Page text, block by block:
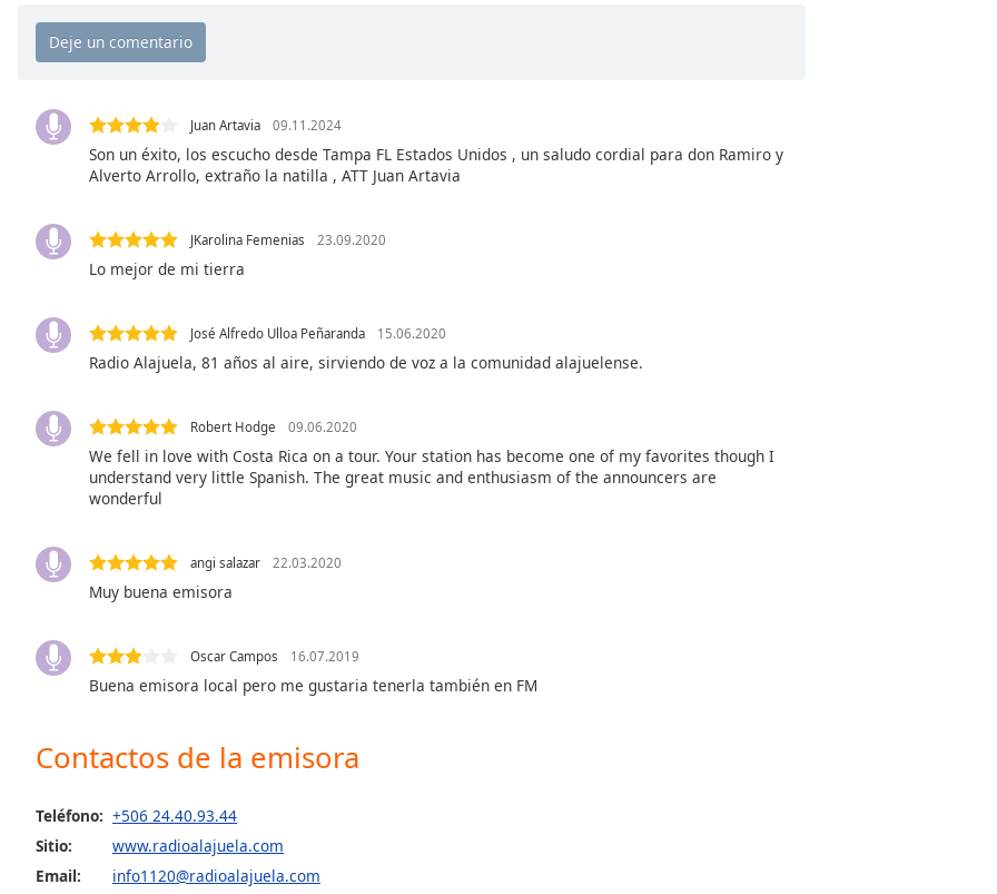
descriptions
off,
Subtitles
subtitles
settings,
subtitles
settings
subtitles
off ,
selected
Track
window.
dialog
window.
cancel
Juan Artavia 09.11.2024
Son un éxito, los escucho desde Tampa FL Estados Unidos , un saludo cordial para don Ramiro y
Alverto Arrollo, extraño la natilla , ATT Juan Artavia
JKarolina Femenias 23.09.2020
Lo mejor de mi tierra
José Alfredo Ulloa Peñaranda 15.06.2020
Radio Alajuela, 81 años al aire, sirviendo de voz a la comunidad alajuelense.
Robert Hodge 09.06.2020
We fell in love with Costa Rica on a tour. Your station has become one of my favorites though I
understand very little Spanish. The great music and enthusiasm of the announcers are
wonderful
angi salazar 22.03.2020
Muy buena emisora
Oscar Campos 16.07.2019
Buena emisora local pero me gustaria tenerla también en FM
Contactos de la emisora
Teléfono: +506 24.40.93.44
Sitio:
www.radioalajuela.com
Email:
info1120@radioalajuela.com